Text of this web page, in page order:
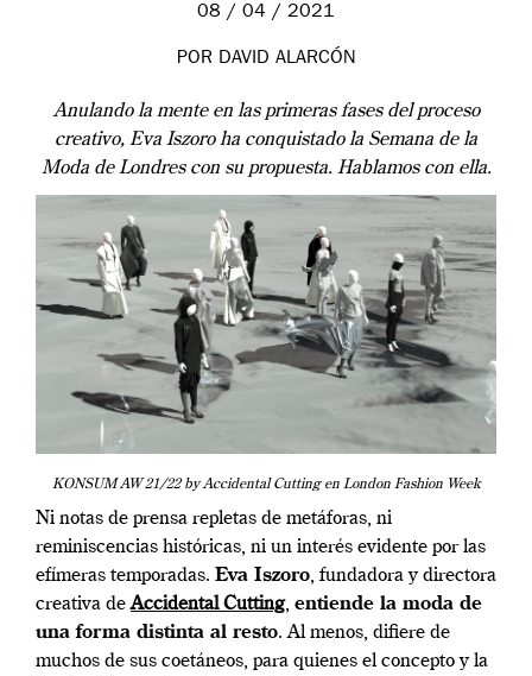
08 / 04 / 2021
POR DAVID ALARCÓN
Anulando la mente en las primeras fases del proceso
creativo, Eva Iszoro ha conquistado la Semana de la
Moda de Londres con su propuesta. Hablamos con ella.
KONSUM AW 21/22 by Accidental Cutting en London Fashion Week
Ni notas de prensa repletas de metáforas, ni
reminiscencias históricas, ni un interés evidente por las
efímeras temporadas. Eva Iszoro, fundadora y directora
creativa deAccidental Cutting, entiende la moda de
una forma distinta al resto. Al menos, difiere de
muchos de sus coetáneos, para quienes el concepto y la